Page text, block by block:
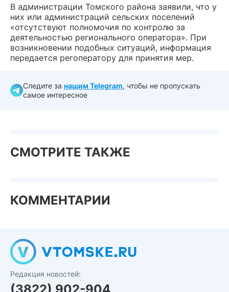
В администрации Томского района заявили, что у
них или администраций сельских поселений
«отсутствуют полномочия по контролю за
деятельностью регионального оператора». При
возникновении подобных ситуаций, информация
передается регоператору для принятия мер.
Следите за нашим Telegram, чтобы не пропускать
самое интересное
СМОТРИТЕ ТАКЖЕ
КОММЕНТАРИИ
Редакция новостей: